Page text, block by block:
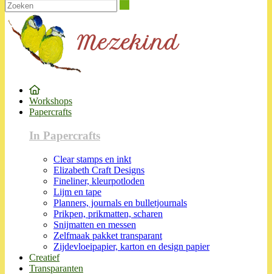
Workshops
Papercrafts
In Papercrafts
Clear stamps en inkt
Elizabeth Craft Designs
Fineliner, kleurpotloden
Lijm en tape
Planners, journals en bulletjournals
Prikpen, prikmatten, scharen
Snijmatten en messen
Zelfmaak pakket transparant
Zijdevloeipapier, karton en design papier
Creatief
Transparanten